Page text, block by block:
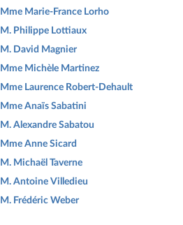
Mme Marie-France Lorho
M. Philippe Lottiaux
M. David Magnier
Mme Michèle Martinez
Mme Laurence Robert-Dehault
Mme Anaïs Sabatini
M. Alexandre Sabatou
Mme Anne Sicard
M. Michaël Taverne
M. Antoine Villedieu
M. Frédéric Weber